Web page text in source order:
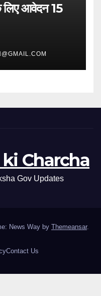
लिए आवेदन 15
Charcha
Gov Updates
News Way by Themeansar.
Contact Us